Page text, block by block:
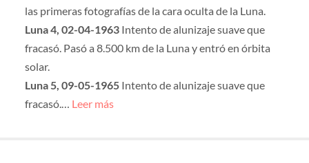
las primeras fotografías de la cara oculta de la Luna.
Luna 4, 02-04-1963 Intento de alunizaje suave que
fracasó. Pasó a 8.500 km de la Luna y entró en órbita
solar.
Luna 5, 09-05-1965 Intento de alunizaje suave que
fracasó.… Leer más